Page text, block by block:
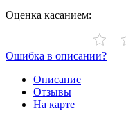
Оценка касанием:
Ошибка в описании?
Описание
Отзывы
На карте